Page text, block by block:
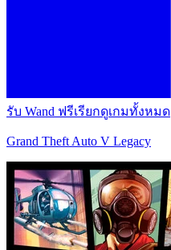
รับ Wand ฟรีเรียกดูเกมทั้งหมด
Grand Theft Auto V Legacy